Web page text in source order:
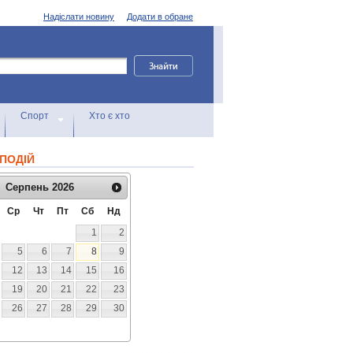
Додати в обране
Надіслати новину
Спорт Хто є хто
Серпень 2026
Ср Чт Пт Сб
Нд
1
2
5 6 7 8
9
12 13 14 15
16
19 20 21 22
23
26 27 28 29
30